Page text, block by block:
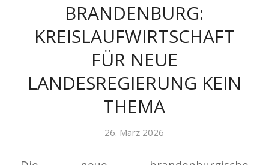
BRANDENBURG:
KREISLAUFWIRTSCHAFT
FÜR NEUE
LANDESREGIERUNG KEIN
THEMA
26. März 2026